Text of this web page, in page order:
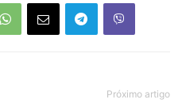
Próximo artigo